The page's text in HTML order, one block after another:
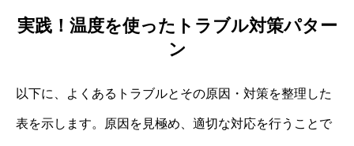
実践！温度を使ったトラブル対策パター
ン
以下に、よくあるトラブルとその原因・対策を整理した
表を示します。原因を見極め、適切な対応を行うことで